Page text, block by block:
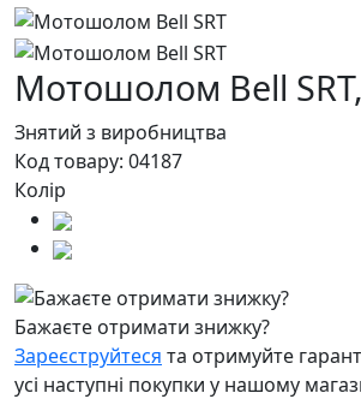
Мотошолом Bell SRT,
Знятий з виробництва
Код товару: 04187
Колір
Бажаєте отримати знижку?
Зареєструйтеся та отримуйте
усі наступні покупки у нашому